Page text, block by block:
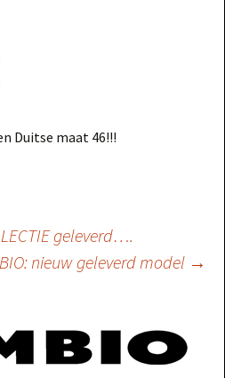
Duitse maat 46!!!
geleverd….
nieuw geleverd model →